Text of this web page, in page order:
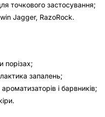
точкового застосування;
Jagger, RazoRock.
порізах;
запалень;
і барвників;